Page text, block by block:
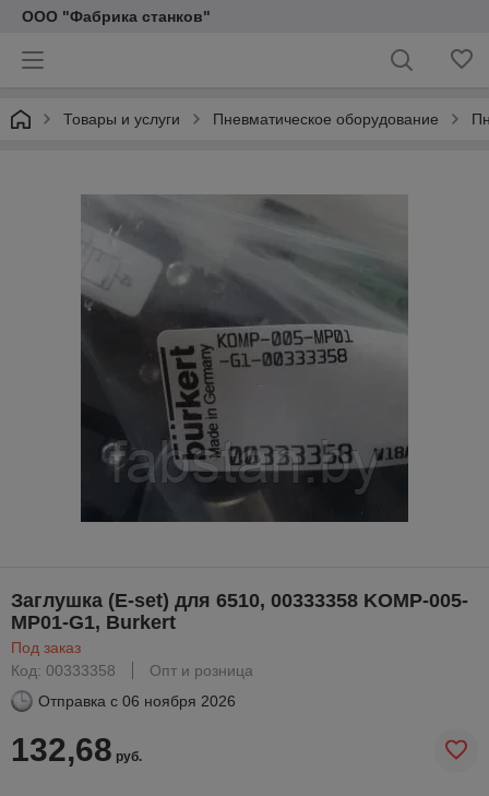
ООО "Фабрика станков"
Товары и услуги Пневматическое оборудование
Заглушка (E-set) для 6510, 00333358 KOMP-005-
MP01-G1, Burkert
Под заказ
Код: 00333358
Опт и розница
Отправка с 06 ноября 2026
132,68 руб.